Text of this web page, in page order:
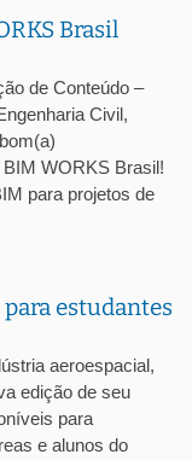
Brasil
de Conteúdo –
Civil,
WORKS Brasil!
para projetos de
estudantes
aeroespacial,
edição de seu
para
e alunos do